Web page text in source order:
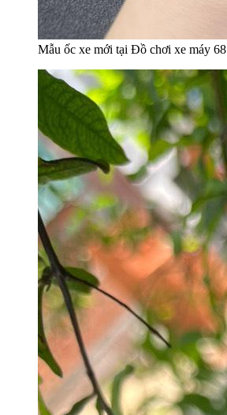
Mẫu ốc xe mới tại Đồ chơi xe máy 68